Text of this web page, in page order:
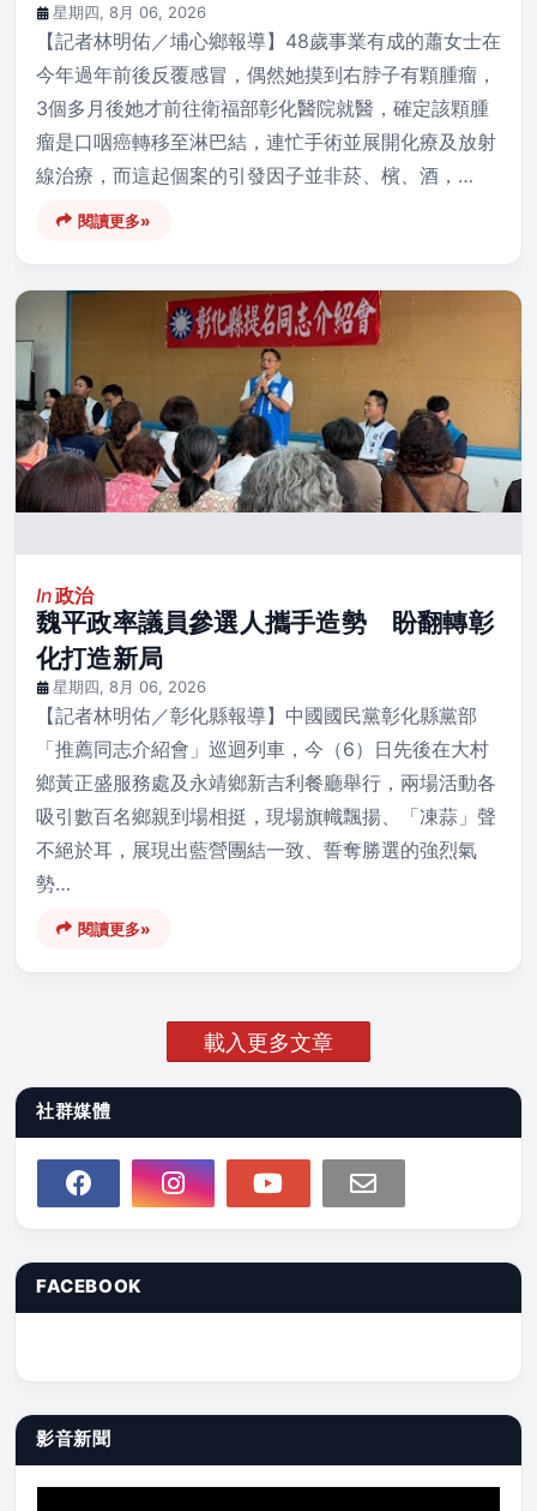
星期四, 8月 06, 2026
【記者林明佑／埔心鄉報導】48歲事業有成的蕭女士在
今年過年前後反覆感冒，偶然她摸到右脖子有顆腫瘤，
3個多月後她才前往衛福部彰化醫院就醫，確定該顆腫
瘤是口咽癌轉移至淋巴結，連忙手術並展開化療及放射
線治療，而這起個案的引發因子並非菸、檳、酒，…
閱讀更多»
In政治
魏平政率議員參選人攜手造勢 盼翻轉彰
化打造新局
星期四, 8月 06, 2026
【記者林明佑／彰化縣報導】中國國民黨彰化縣黨部
「推薦同志介紹會」巡迴列車，今（6）日先後在大村
鄉黃正盛服務處及永靖鄉新吉利餐廳舉行，兩場活動各
吸引數百名鄉親到場相挺，現場旗幟飄揚、「凍蒜」聲
不絕於耳，展現出藍營團結一致、誓奪勝選的強烈氣
勢…
閱讀更多»
載入更多文章
社群媒體
FACEBOOK
影音新聞